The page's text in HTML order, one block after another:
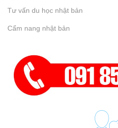
Tư vấn du học nhật bản
Cẩm nang nhật bản